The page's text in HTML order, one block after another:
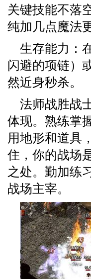
关键技能不落
纯加几点魔法
生存能力：
闪避的项链）
然近身秒杀。
法师战胜战
体现。熟练掌
用地形和道具
住，你的战场
之处。勤加练
战场主宰。